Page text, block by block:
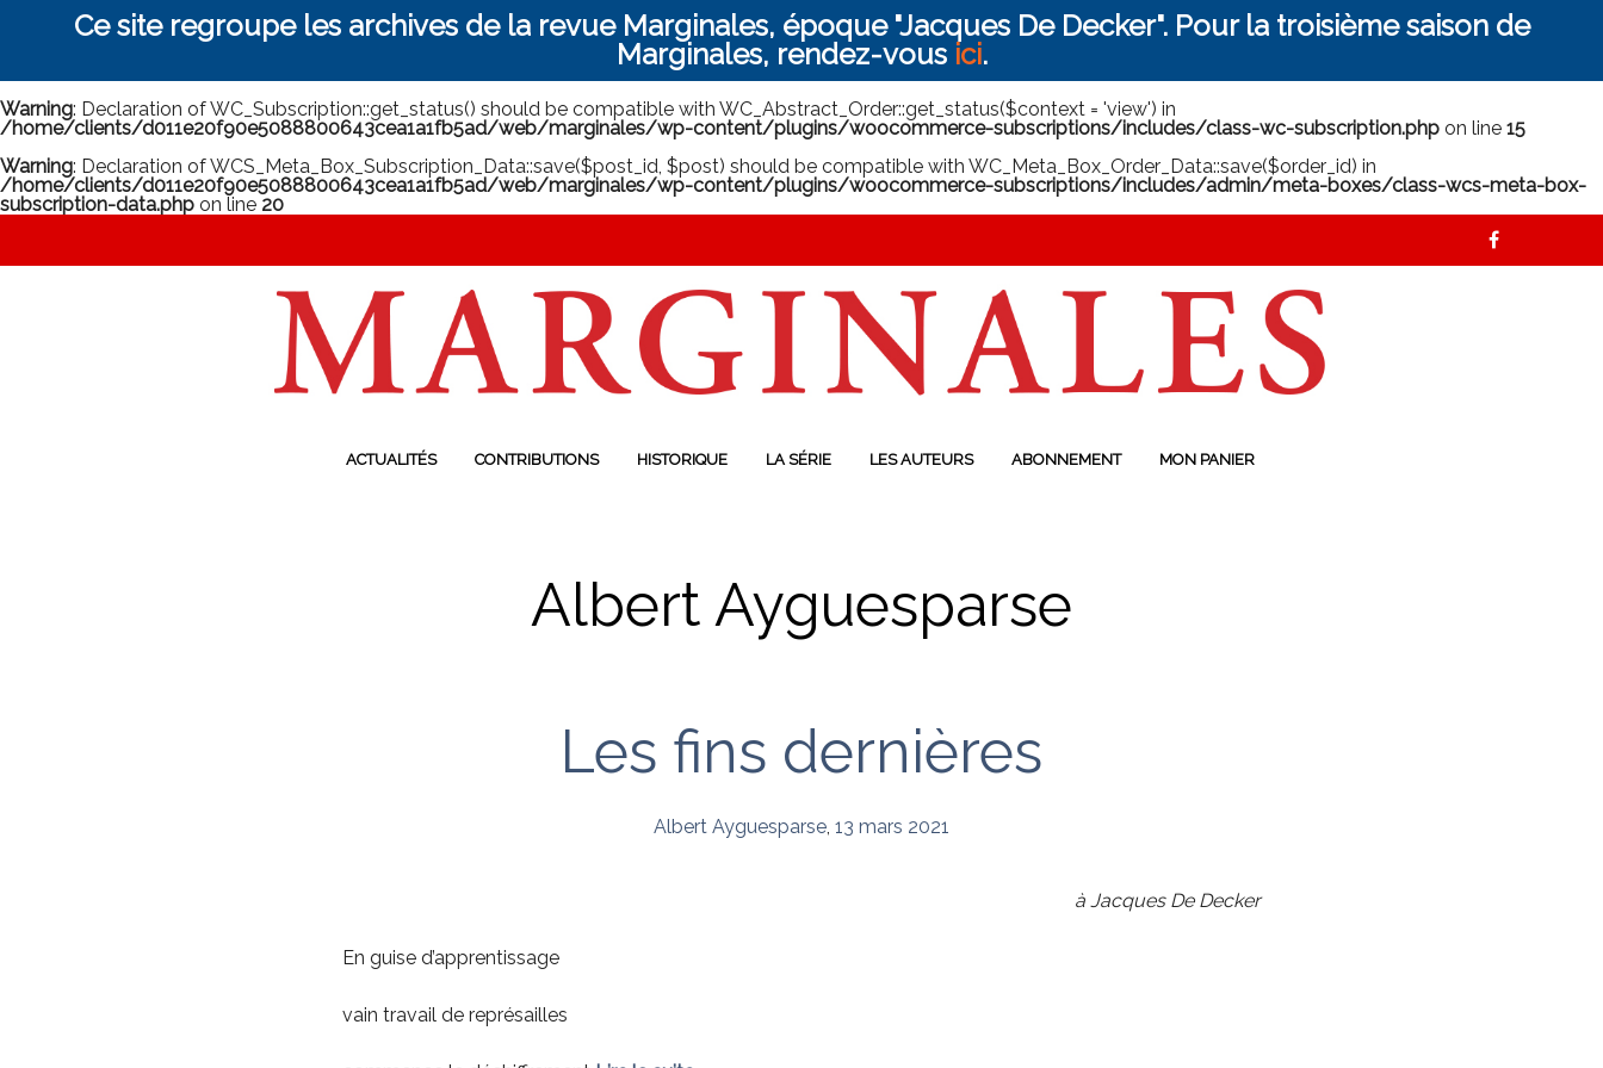
Ce site regroupe les archives de la revue Marginales, époque "Jacques De Decker". Pour la troisième saison de
Marginales, rendez-vous ici.
Warning: Declaration of WC_Subscription::get_status() should be compatible with WC_Abstract_Order::get_status($context = 'view') in
/home/clients/d011e20f90e5088800643cea1a1fb5ad/web/marginales/wp-content/plugins/woocommerce-subscriptions/includes/class-wc-subscription.php on line 15
Warning: Declaration of WCS_Meta_Box_Subscription_Data::save($post_id, $post) should be compatible with WC_Meta_Box_Order_Data::save($order_id) in
/home/clients/d011e20f90e5088800643cea1a1fb5ad/web/marginales/wp-content/plugins/woocommerce-subscriptions/includes/admin/meta-boxes/class-wcs-meta-box-
subscription-data.php on line 20
ACTUALITÉS CONTRIBUTIONS HISTORIQUE LA SÉRIE LES AUTEURS ABONNEMENT MON PANIER
Albert Ayguesparse
Les fins dernières
Albert Ayguesparse, 13 mars 2021
à Jacques De Decker
En guise d’apprentissage
vain travail de représailles